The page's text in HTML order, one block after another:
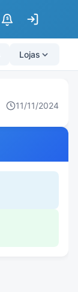
$
Lojas
11/11/2024